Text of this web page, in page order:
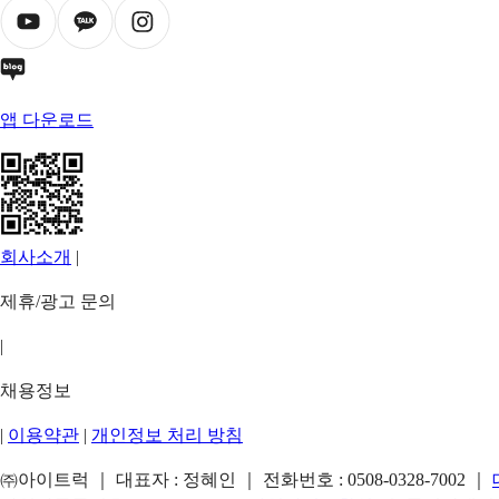
앱 다운로드
회사소개 |
제휴/광고 문의
|
채용정보
| 이용약관 | 개인정보 처리 방침
㈜아이트럭 ｜ 대표자 : 정혜인 ｜ 전화번호 : 0508-0328-7002